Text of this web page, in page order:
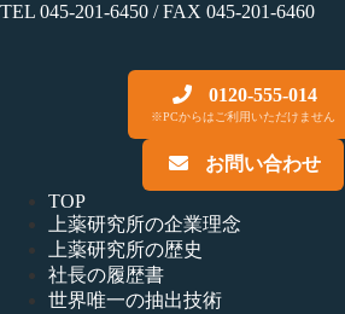
TEL 045-201-6450 / FAX 045-201-6460
0120-555-014
※PCからはご利用いただけません
お問い合わせ
TOP
上薬研究所の企業理念
上薬研究所の歴史
社長の履歴書
世界唯一の抽出技術